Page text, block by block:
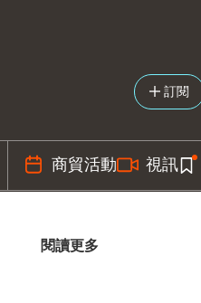
訂閱
商貿活動 視訊
閱讀更多